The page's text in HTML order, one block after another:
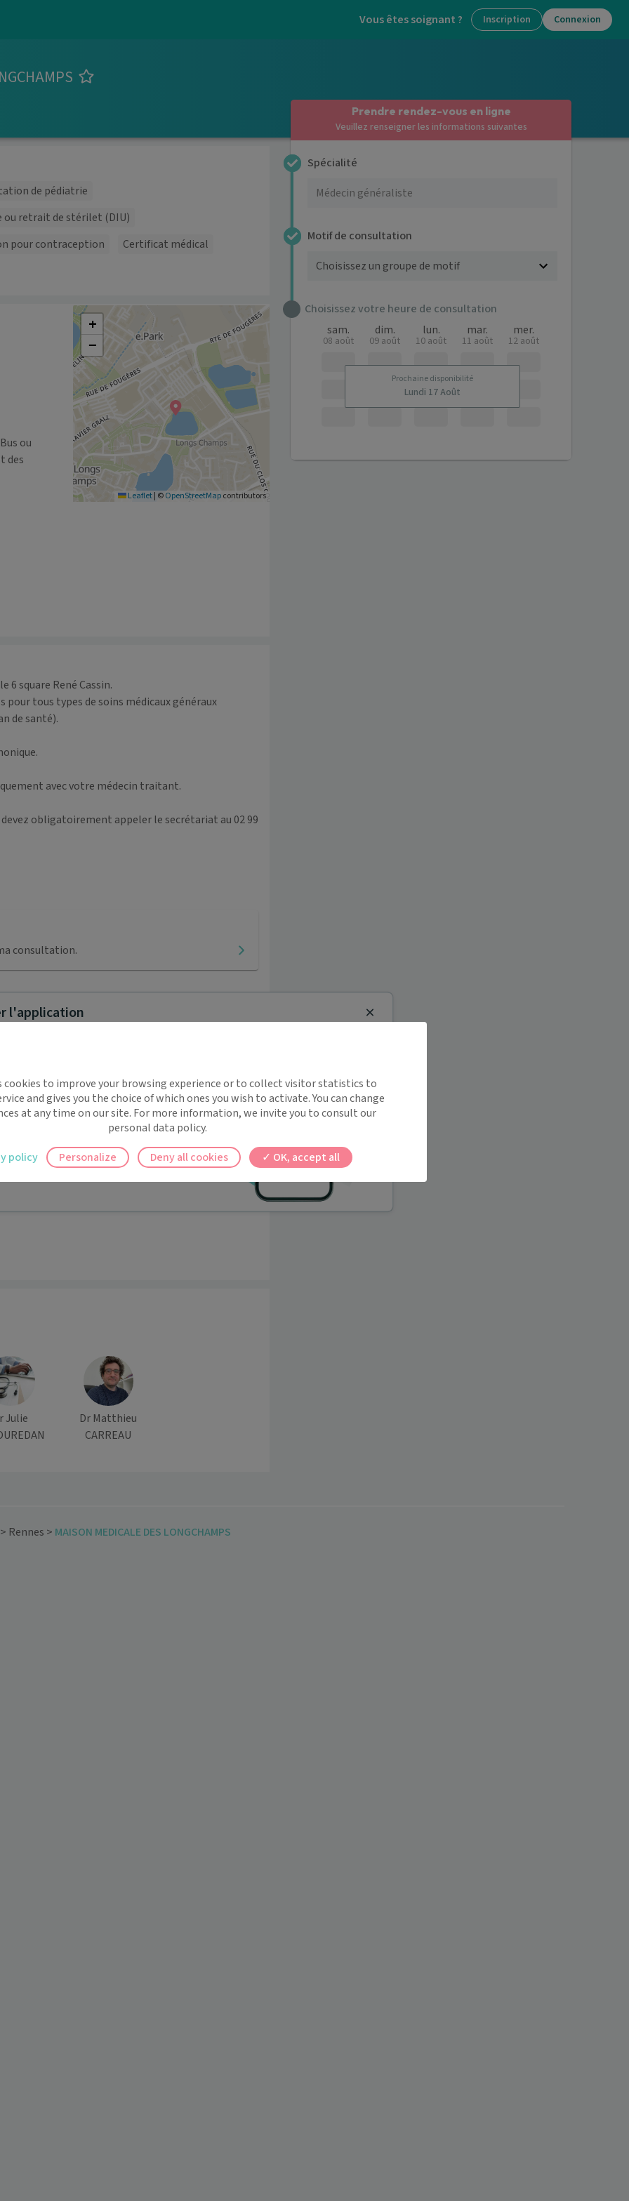
Vous êtes soignant ? Inscription Connexion
de pédiatrie
ou retrait de stérilet (DIU)
pour contraception
Certificat médical
ou
des
+
−
Leaflet| ©OpenStreetMapcontributors
6 square René Cassin.
tous types de soins médicaux généraux
de santé).
avec votre médecin traitant.
obligatoirement appeler le secrétariat au 02 99
consultation.
30 €
Julie
Dr Matthieu
CARREAU
Prendre rendez-vous en ligne
Veuillez renseigner les informations suivantes
Spécialité
Motif de consultation
Choisissez votre heure de consultation
Prochaine disponibilité
Lundi 17 Août
sam.
08 août
dim.
09 août
lun.
10 août
mar.
11 août
mer.
12 août
> Rennes > MAISON MEDICALE DES LONGCHAMPS
l'application
!
rappels automatiques pour ne plus rien
Close
cookies to improve your browsing experience or to collect visitor statistics to
and gives you the choice of which ones you wish to activate. You can change
at any time on our site. For more information, we invite you to consult our
personal data policy.
OK, accept all
Deny all cookies
Personalize
policy